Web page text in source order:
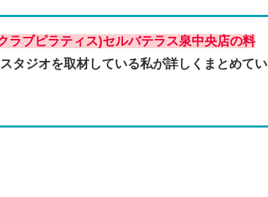
ラブピラティス)セルバテラス泉中央店の料
タジオを取材している私が詳しくまとめてい